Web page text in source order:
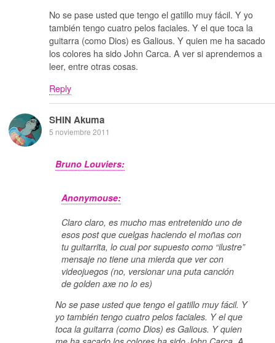
No se pase usted que tengo el gatillo muy fácil. Y yo
también tengo cuatro pelos faciales. Y el que toca la
guitarra (como Dios) es Galious. Y quien me ha sacado
los colores ha sido John Carca. A ver si aprendemos a
leer, entre otras cosas.
Reply
SHIN Akuma
5 noviembre 2011
Bruno Louviers:
Anonymouse:
Claro claro, es mucho mas entretenido uno de
esos post que cuelgas haciendo el moñas con
tu guitarrita, lo cual por supuesto como “ilustre”
mensaje no tiene una mierda que ver con
videojuegos (no, versionar una puta canción
de golden axe no lo es)
No se pase usted que tengo el gatillo muy fácil. Y
yo también tengo cuatro pelos faciales. Y el que
toca la guitarra (como Dios) es Galious. Y quien